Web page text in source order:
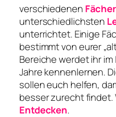
verschiedenen Fäc
unterschiedlichsten
unterrichtet. Einige
bestimmt von eurer
Bereiche werdet ihr
Jahre kennenlernen.
sollen euch helfen,
besser zurecht findet.
Entdecken.